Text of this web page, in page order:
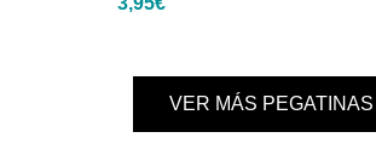
VER MÁS PEGATINAS